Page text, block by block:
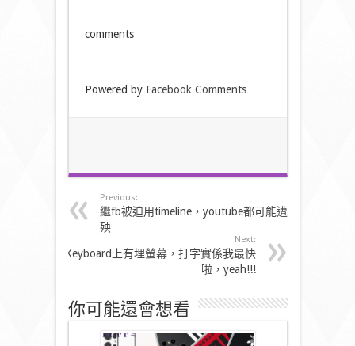
comments
Powered by Facebook Comments
Previous:
繼fb被迫用timeline，youtube都可能遭
殃
Next:
Keyboard上有埋螢幕，打字實係我最快
啦，yeah!!!
你可能還會想看